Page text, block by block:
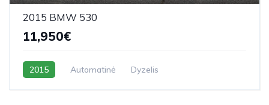
2015 BMW 530
11,950€
2015 Automatinė Dyzelis